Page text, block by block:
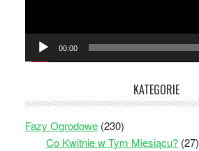
00:00
KATEGORIE
Fazy Ogrodowe(230)
Co Kwitnie w Tym Miesiącu?(27)